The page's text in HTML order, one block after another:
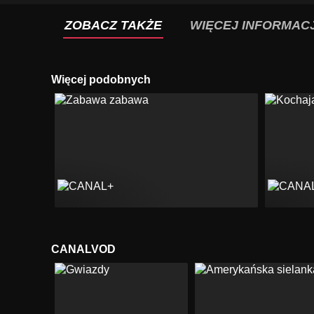
ZOBACZ TAKŻE WIĘCEJ
Więcej podobnych
CANALVOD